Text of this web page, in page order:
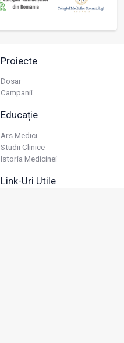
Proiecte
Dosar
Campanii
Educație
Ars Medici
Studii Clinice
Istoria Medicinei
Link-Uri Utile